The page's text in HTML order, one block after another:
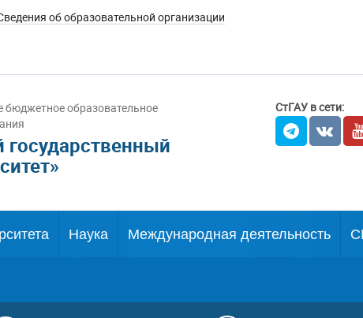
об образовательной организации
бюджетное образовательное
государственный
СтГАУ в сети:
Наука Международная деятельность